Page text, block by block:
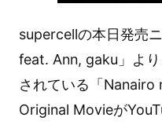
supercellの本日発売
feat. Ann, gaku」よ
されている「
Original Movieが